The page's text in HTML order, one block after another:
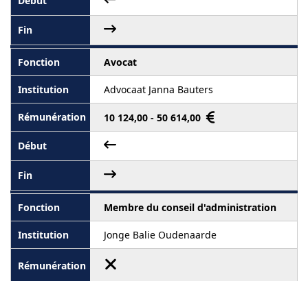
Avocat
Advocaat Janna Bauters
10 124,00 - 50 614,00
Membre du conseil d'administration
Jonge Balie Oudenaarde